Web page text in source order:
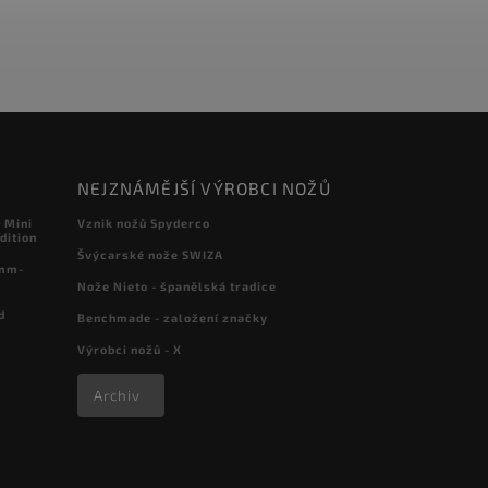
Mini
NEJZNÁMĚJŠÍ VÝROBCI NOŽŮ
Vznik nožů Spyderco
Švýcarské nože SWIZA
Nože Nieto - španělská tradice
Benchmade - založení značky
Výrobci nožů - X
Archiv